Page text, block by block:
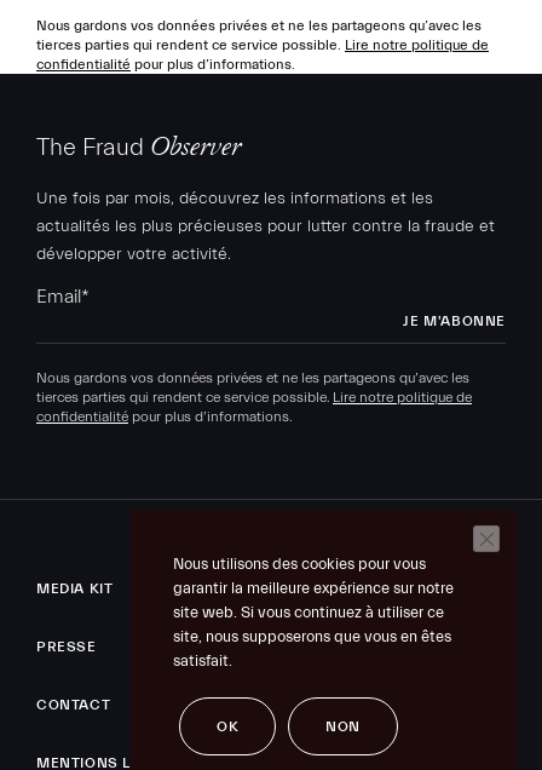
Nous gardons vos données privées et ne les partageons qu’avec les
tierces parties qui rendent ce service possible. Lire notre politique de
confidentialité pour plus d’informations.
The Fraud Observer
Une fois par mois, découvrez les informations et les
actualités les plus précieuses pour lutter contre la fraude et
développer votre activité.
Email*
Nous gardons vos données privées et ne les partageons qu’avec les
tierces parties qui rendent ce service possible. Lire notre politique de
confidentialité pour plus d’informations.
MEDIA KIT
PRESSE
CONTACT
MENTIONS LÉGALES
Nous utilisons des cookies pour vous
garantir la meilleure expérience sur notre
site web. Si vous continuez à utiliser ce
site, nous supposerons que vous en êtes
satisfait.
OK NON